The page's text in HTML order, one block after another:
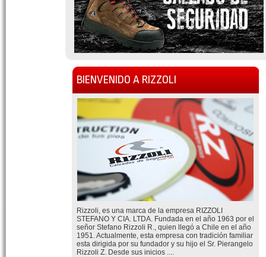
BIENVENIDO A RIZZOLI
Rizzoli, es una marca de la empresa RIZZOLI
STEFANO Y CIA. LTDA. Fundada en el año 1963 por el
señor Stefano Rizzoli R., quien llegó a Chile en el año
1951. Actualmente, esta empresa con tradición familiar
esta dirigida por su fundador y su hijo el Sr. Pierangelo
Rizzoli Z. Desde sus inicios ....